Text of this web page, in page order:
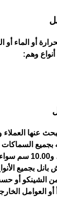
أو الماء
وهم:
عنها
السماكات
الأنواع
أو حسب
أو العوامل